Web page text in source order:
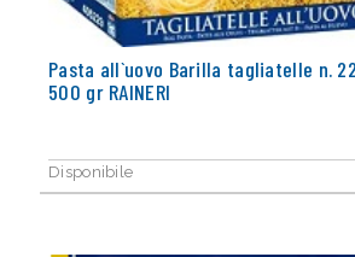
Pasta all`uovo Barilla tagliatelle n.
500 gr RAINERI
Disponibile